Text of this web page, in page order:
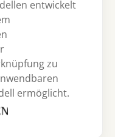
entwickelt
zu
ermöglicht.